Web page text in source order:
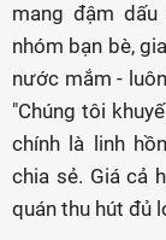
mang đậm
nhóm bạn bè,
nước mắm -
"Chúng tôi
chính là linh
chia sẻ. Giá cả
quán thu hút đủ